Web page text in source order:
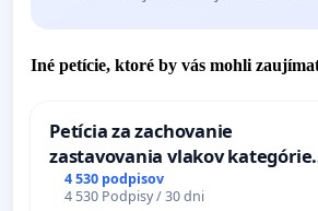
Iné petície, ktoré by vás mohli
Petícia za zachovanie
zastavovania vlakov kategórie
Expres (Ex) TATRAN v železničnej
stanici Púchov
4 530 podpisov
4 530 Podpisy / 30 dni